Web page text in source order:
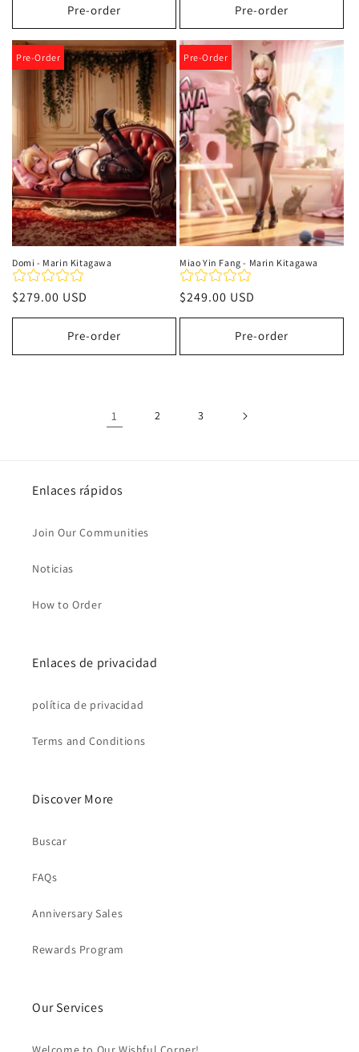
Pre-order Pre-order
Pre-Order
Domi - Marin Kitagawa
Precio
habitual
$279.00 USD
Pre-order
Pre-Order
Miao Yin Fang - Marin Kitagawa
Precio
habitual
$249.00 USD
Pre-order
1 2 3
Enlaces rápidos
Join Our Communities
Noticias
How to Order
Enlaces de privacidad
política de privacidad
Terms and Conditions
Discover More
Buscar
FAQs
Anniversary Sales
Rewards Program
Our Services